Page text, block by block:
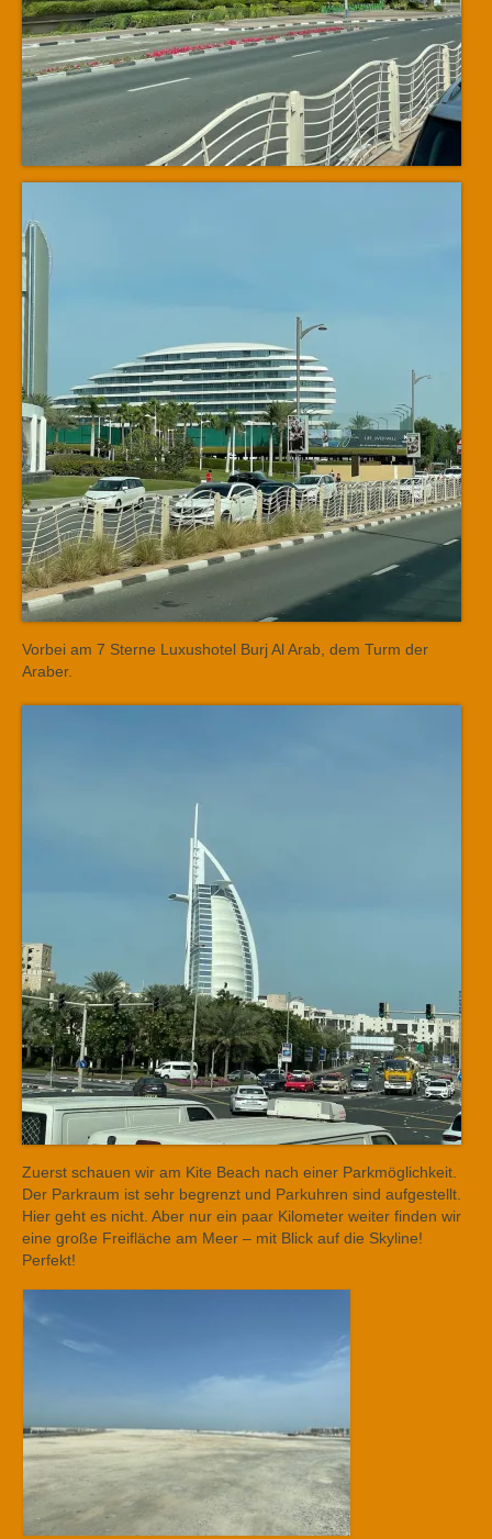
Vorbei am 7 Sterne Luxushotel Burj Al Arab, dem Turm der
Araber.
Zuerst schauen wir am Kite Beach nach einer Parkmöglichkeit.
Der Parkraum ist sehr begrenzt und Parkuhren sind aufgestellt.
Hier geht es nicht. Aber nur ein paar Kilometer weiter finden wir
eine große Freifläche am Meer – mit Blick auf die Skyline!
Perfekt!